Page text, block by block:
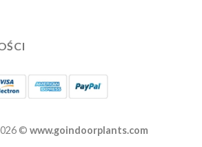
© www.goindoorplants.com